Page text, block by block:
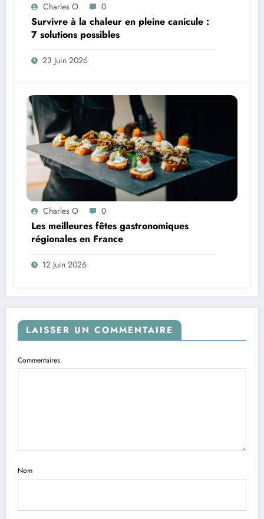
Charles O 0
Survivre à la chaleur en pleine canicule :
7 solutions possibles
23 Juin 2026
Charles O 0
Les meilleures fêtes gastronomiques
régionales en France
12 Juin 2026
LAISSER UN COMMENTAIRE
Commentaires
Nom